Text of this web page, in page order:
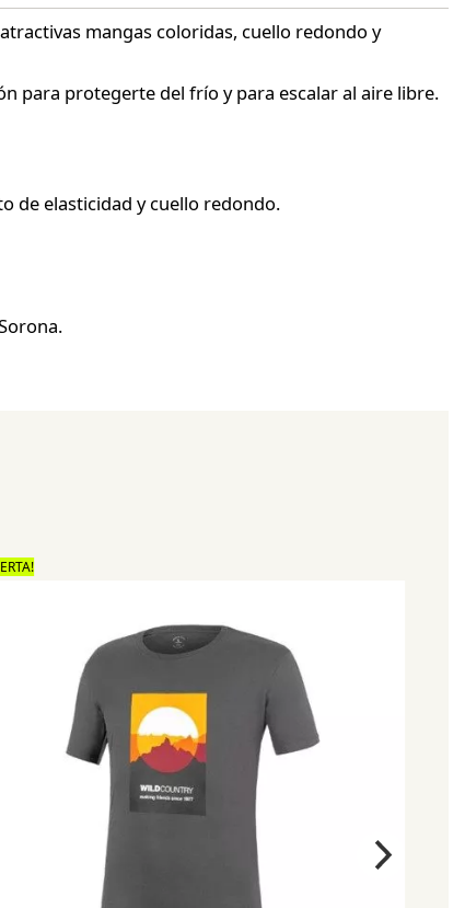
mangas coloridas, cuello redondo y
para protegerte del frío y para escalar al aire libre.
de elasticidad y cuello redondo.